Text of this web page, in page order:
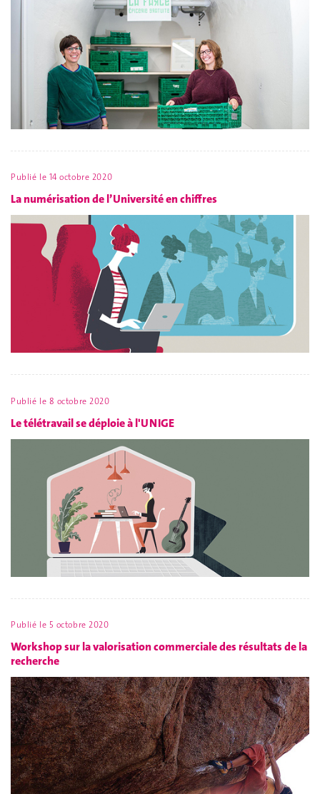
Publié le 14 octobre 2020
La numérisation de l’Université en chiffres
Publié le 8 octobre 2020
Le télétravail se déploie à l'UNIGE
Publié le 5 octobre 2020
Workshop sur la valorisation commerciale des résultats de la
recherche